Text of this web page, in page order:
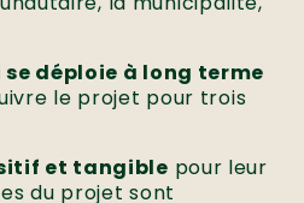
déploie à long terme
le projet pour trois
et tangible pour leur
du projet sont